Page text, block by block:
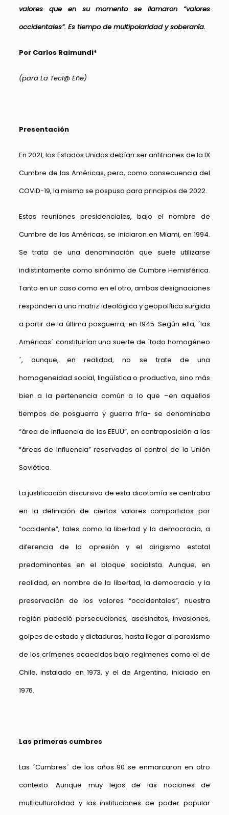
valores que en su momento se llamaron “valores
occidentales”. Es tiempo de multipolaridad y soberanía.
Por Carlos Raimundi*
(para La Tecl@ Eñe)
Presentación
En 2021, los Estados Unidos debían ser anfitriones de la IX
Cumbre de las Américas, pero, como consecuencia del
COVID-19, la misma se pospuso para principios de 2022.
Estas reuniones presidenciales, bajo el nombre de
Cumbre de las Américas, se iniciaron en Miami, en 1994.
Se trata de una denominación que suele utilizarse
indistintamente como sinónimo de Cumbre Hemisférica.
Tanto en un caso como en el otro, ambas designaciones
responden a una matriz ideológica y geopolítica surgida
a partir de la última posguerra, en 1945. Según ella, ´las
Américas´ constituirían una suerte de ´todo homogéneo
´, aunque, en realidad, no se trate de una
homogeneidad social, lingüística o productiva, sino más
bien a la pertenencia común a lo que –en aquellos
tiempos de posguerra y guerra fría- se denominaba
“área de influencia de los EEUU”, en contraposición a las
“áreas de influencia” reservadas al control de la Unión
Soviética.
La justificación discursiva de esta dicotomía se centraba
en la definición de ciertos valores compartidos por
“occidente”, tales como la libertad y la democracia, a
diferencia de la opresión y el dirigismo estatal
predominantes en el bloque socialista. Aunque, en
realidad, en nombre de la libertad, la democracia y la
preservación de los valores “occidentales”, nuestra
región padeció persecuciones, asesinatos, invasiones,
golpes de estado y dictaduras, hasta llegar al paroxismo
de los crímenes acaecidos bajo regímenes como el de
Chile, instalado en 1973, y el de Argentina, iniciado en
1976.
Las primeras cumbres
Las ´Cumbres´ de los años 90 se enmarcaron en otro
contexto. Aunque muy lejos de las nociones de
multiculturalidad y las instituciones de poder popular